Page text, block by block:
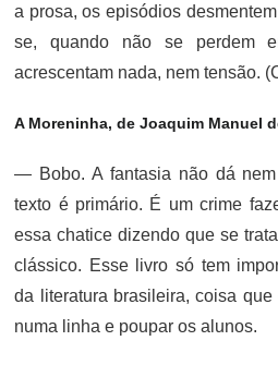
a prosa, os episódios
se, quando não se perdem
acrescentam nada, nem tensão.
A Moreninha, de Joaquim Manuel
— Bobo. A fantasia não dá
texto é primário. É um crime
essa chatice dizendo que se
clássico. Esse livro só tem
da literatura brasileira, coisa
numa linha e poupar os alunos.